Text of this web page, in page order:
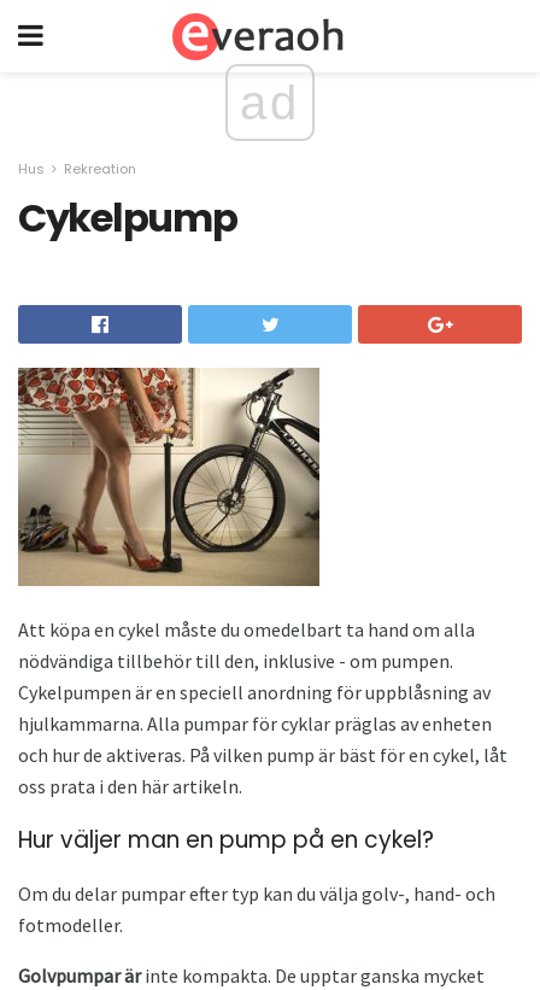
ad
Hus Rekreation
Cykelpump
Att köpa en cykel måste du omedelbart ta hand om alla
nödvändiga tillbehör till den, inklusive - om pumpen.
Cykelpumpen är en speciell anordning för uppblåsning av
hjulkammarna. Alla pumpar för cyklar präglas av enheten
och hur de aktiveras. På vilken pump är bäst för en cykel, låt
oss prata i den här artikeln.
Hur väljer man en pump på en cykel?
Om du delar pumpar efter typ kan du välja golv-, hand- och
fotmodeller.
Golvpumpar ärinte kompakta. De upptar ganska mycket